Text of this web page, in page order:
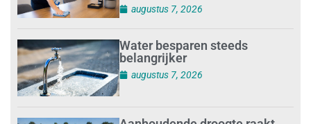
augustus 7, 2026
Water besparen steeds
belangrijker
augustus 7, 2026